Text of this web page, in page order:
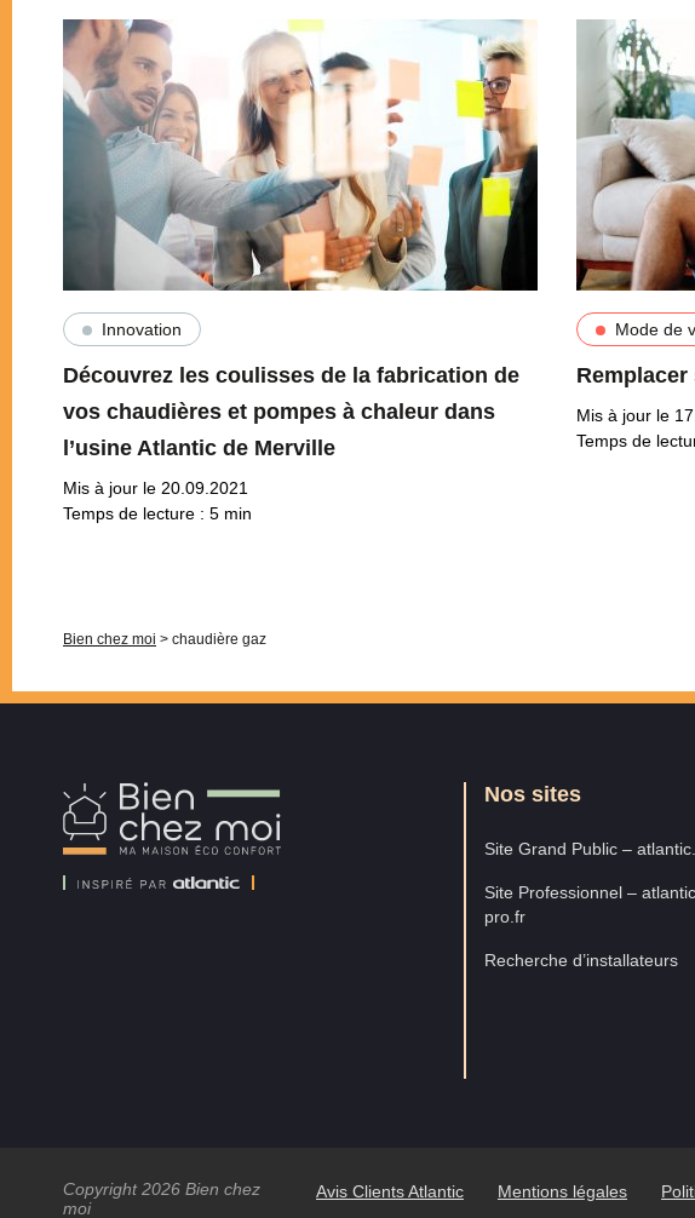
Innovation
Découvrez les coulisses de la fabrication de
vos chaudières et pompes à chaleur dans
l’usine Atlantic de Merville
Mis à jour le 20.09.2021
Temps de lecture : 5 min
Mode de
Mis à jour le
Temps de
Bien chez moi > chaudière gaz
Chez
Nos sites
Site Grand Public –
Site Professionnel –
pro.fr
Recherche d’installateurs
Copyright 2026 Bien chez
moi
Avis Clients Atlantic Mentions légales